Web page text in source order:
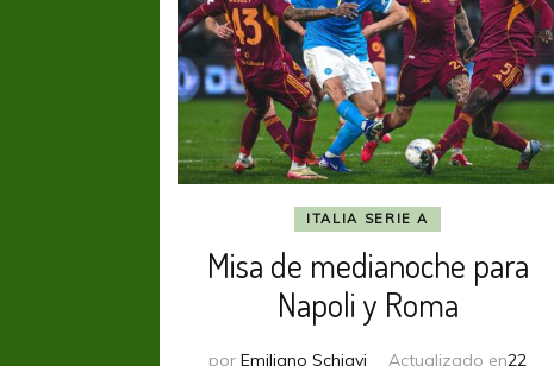
ITALIA SERIE A
Misa de medianoche para
Napoli y Roma
porEmiliano Schiavi Actualizado en22